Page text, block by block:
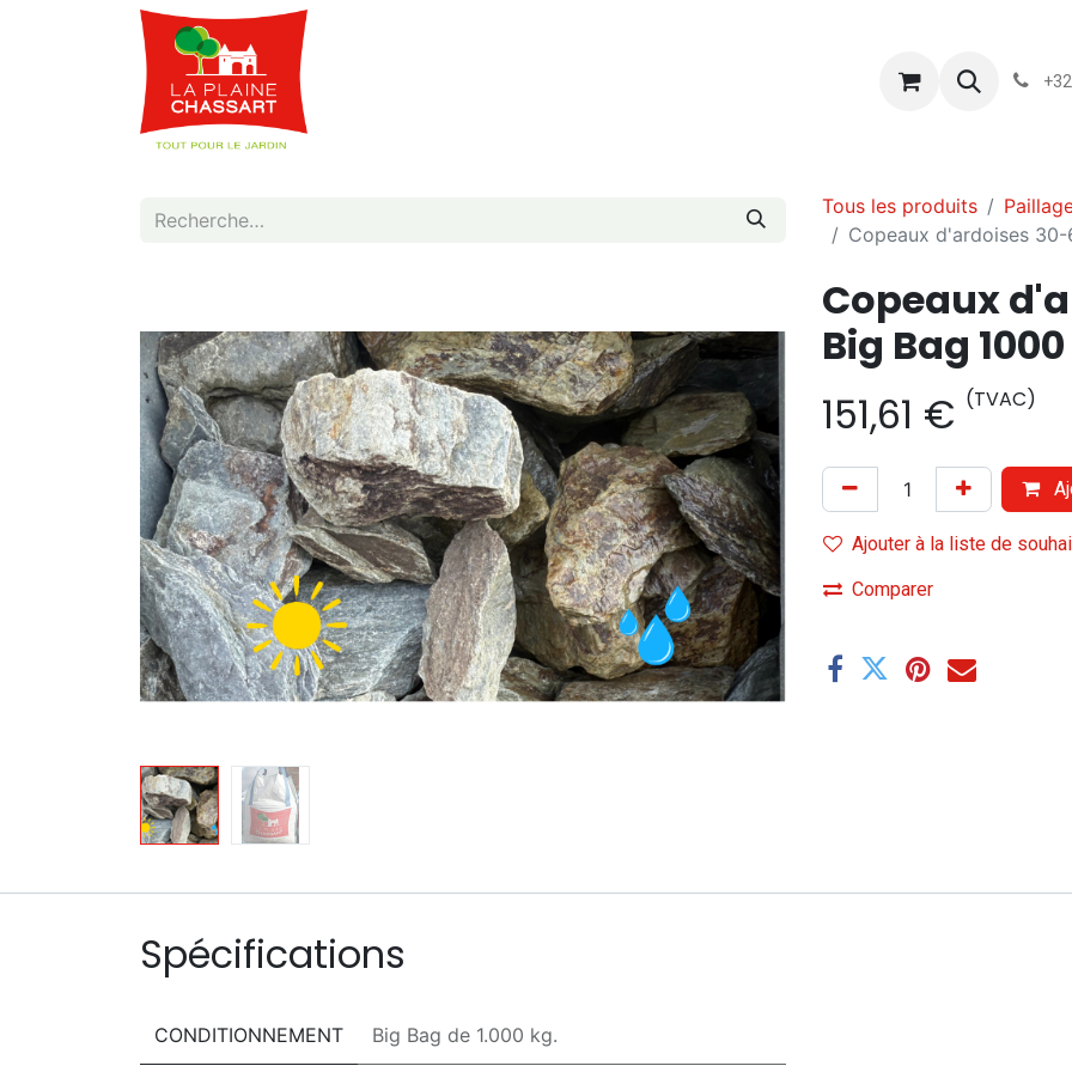
Conditions-
Tous les produits
Copeaux d'ardoises
Copeaux
Big Bag
151,61 € (TVAC)
Ajouter à la liste de
Comparer
Spécifications
CONDITIONNEMENT Big Bag de 1.000 kg.